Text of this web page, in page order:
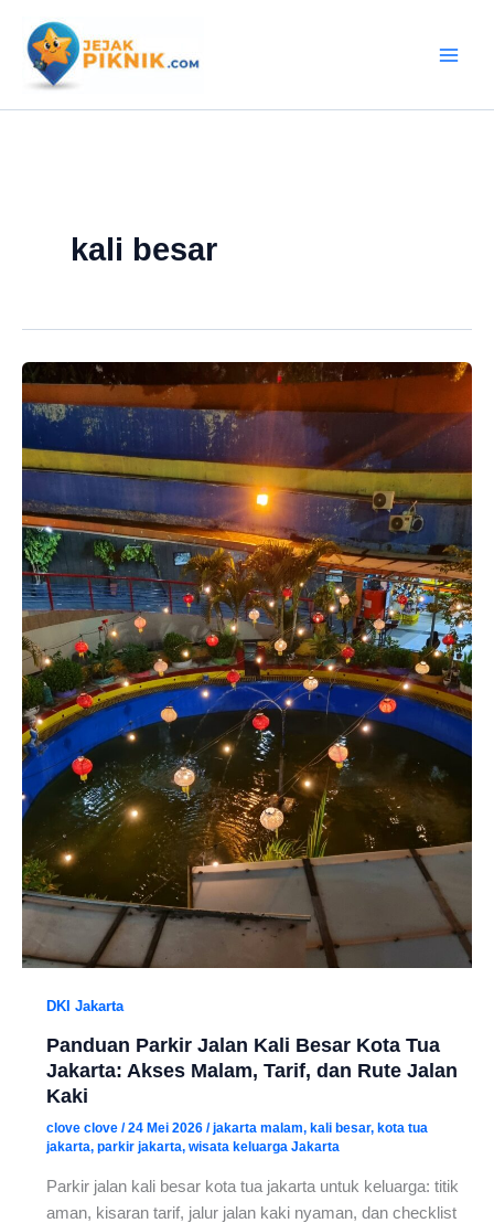
konten
kali besar
DKI Jakarta
Panduan Parkir Jalan Kali Besar Kota Tua
Jakarta: Akses Malam, Tarif, dan Rute Jalan
Kaki
clove clove /24 Mei 2026 /jakarta malam, kali besar, kota tua
jakarta, parkir jakarta, wisata keluarga Jakarta
Parkir jalan kali besar kota tua jakarta untuk keluarga: titik
aman, kisaran tarif, jalur jalan kaki nyaman, dan checklist